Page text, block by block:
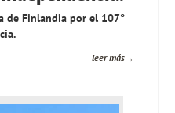
de Finlandia por el 107°
leer más